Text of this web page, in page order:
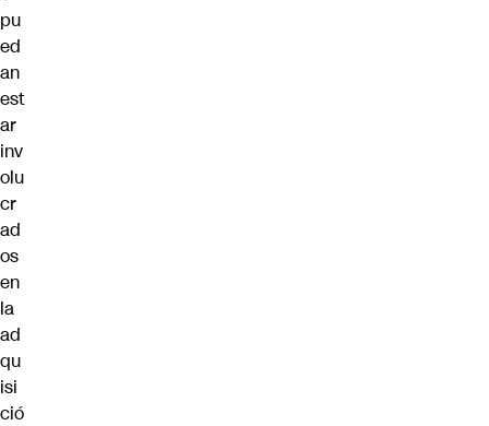
pu
ed
an
est
ar
inv
olu
cr
ad
os
en
la
ad
qu
isi
ció